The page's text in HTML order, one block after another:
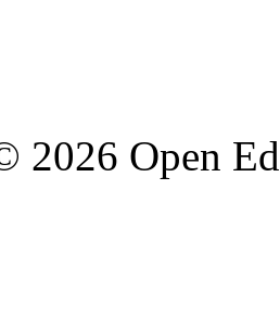
2026 Open